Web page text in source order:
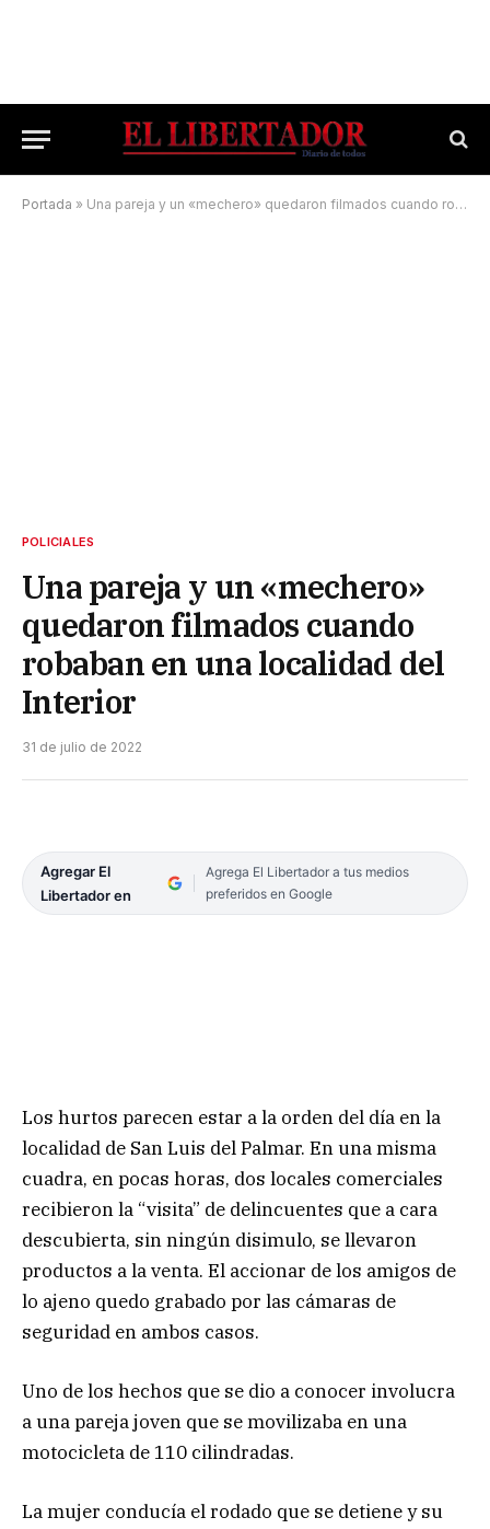
Portada » Una pareja y un «mechero» quedaron filmados cuando robaban en una localidad del Interior
POLICIALES
Una pareja y un «mechero»
quedaron filmados cuando
robaban en una localidad del
Interior
31 de julio de 2022
Agregar El
Libertador en
Agrega El Libertador a tus medios
preferidos en Google
Los hurtos parecen estar a la orden del día en la
localidad de San Luis del Palmar. En una misma
cuadra, en pocas horas, dos locales comerciales
recibieron la “visita” de delincuentes que a cara
descubierta, sin ningún disimulo, se llevaron
productos a la venta. El accionar de los amigos de
lo ajeno quedo grabado por las cámaras de
seguridad en ambos casos.
Uno de los hechos que se dio a conocer involucra
a una pareja joven que se movilizaba en una
motocicleta de 110 cilindradas.
La mujer conducía el rodado que se detiene y su